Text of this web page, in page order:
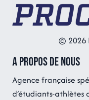
© 2026
A propos de nous
Agence française
d’étudiants-athlètes